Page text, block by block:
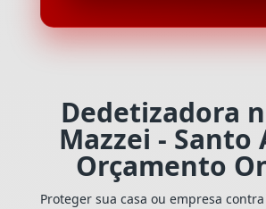
Dedetizadora
Mazzei - Santo
Orçamento
Proteger sua casa ou empresa